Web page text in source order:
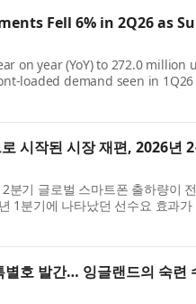
Fell 6% in 2Q26 as
on year (YoY) to 272.0 million
loaded demand seen in
cycle. Persistently high mem...
시작된 시장 재편, 2026년
분기 글로벌 스마트폰 출하량이
1분기에 나타났던 선수요 효과
적으로 높은 메모리 가...
별호 발간… 잉글랜드의 숙련